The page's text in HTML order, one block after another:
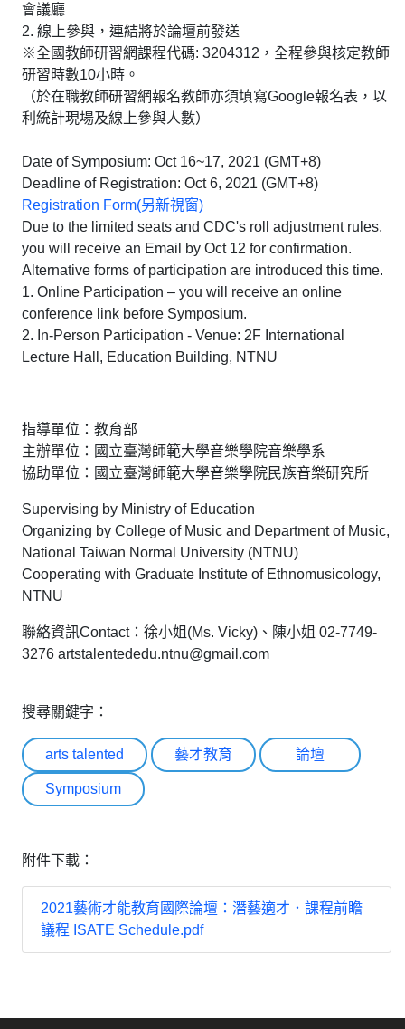
會議廳
2. 線上參與，連結將於論壇前發送
※全國教師研習網課程代碼: 3204312，全程參與核定教師
研習時數10小時。
（於在職教師研習網報名教師亦須填寫Google報名表，以
利統計現場及線上參與人數）
Date of Symposium: Oct 16~17, 2021 (GMT+8)
Deadline of Registration: Oct 6, 2021 (GMT+8)
Registration Form(另新視窗)
Due to the limited seats and CDC's roll adjustment rules,
you will receive an Email by Oct 12 for confirmation.
Alternative forms of participation are introduced this time.
1. Online Participation – you will receive an online
conference link before Symposium.
2. In-Person Participation - Venue: 2F International
Lecture Hall, Education Building, NTNU
指導單位：教育部
主辦單位：國立臺灣師範大學音樂學院音樂學系
協助單位：國立臺灣師範大學音樂學院民族音樂研究所
Supervising by Ministry of Education
Organizing by College of Music and Department of Music,
National Taiwan Normal University (NTNU)
Cooperating with Graduate Institute of Ethnomusicology,
NTNU
聯絡資訊Contact：徐小姐(Ms. Vicky)、陳小姐 02-7749-
3276 artstalentededu.ntnu@gmail.com
搜尋關鍵字：
arts talented 藝才教育 論壇
Symposium
附件下載：
2021藝術才能教育國際論壇：潛藝適才．課程前瞻
議程 ISATE Schedule.pdf